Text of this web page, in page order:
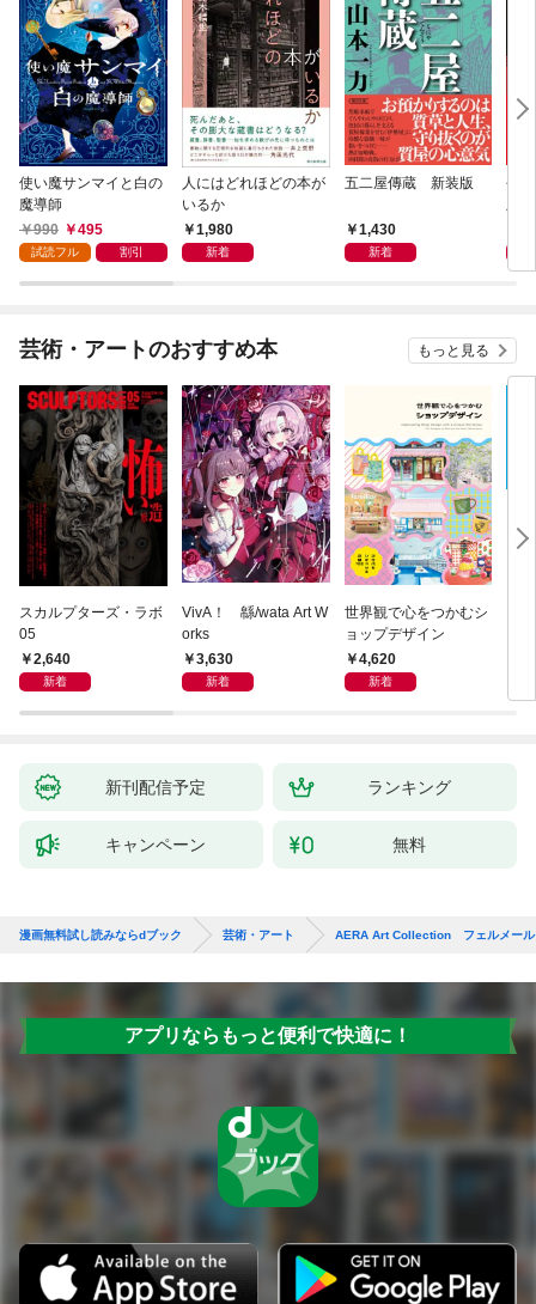
使い魔サンマイと白の
魔導師
990
495
試読フル 割引
人にはどれほどの本が
いるか
1,980
新着
五二屋傳蔵 新装版
1,430
新着
平
版
芸術・アートのおすすめ本 もっと見る
スカルプターズ・ラボ
05
2,640
新着
VivA！ 緜/wata Art W
orks
3,630
新着
世界観で心をつかむシ
ョップデザイン
4,620
新着
新刊配信予定 ランキング
キャンペーン 無料
漫画無料試し読みならdブック 芸術・アート AERA Art Collection フェルメール
アプリならもっと便利で快適に！